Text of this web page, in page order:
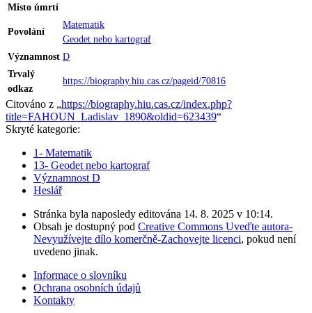
Místo úmrtí
Povolání
Matematik‎
Geodet nebo kartograf‎
Významnost D
Trvalý
odkaz
https://biography.hiu.cas.cz/pageid/70816
Citováno z „https://biography.hiu.cas.cz/index.php?
title=FAHOUN_Ladislav_1890&oldid=623439“
Skryté kategorie:
1- Matematik
13- Geodet nebo kartograf
Významnost D
Heslář
Stránka byla naposledy editována 14. 8. 2025 v 10:14.
Obsah je dostupný pod Creative Commons Uveďte autora-
Nevyužívejte dílo komerčně-Zachovejte licenci, pokud není
uvedeno jinak.
Informace o slovníku
Ochrana osobních údajů
Kontakty